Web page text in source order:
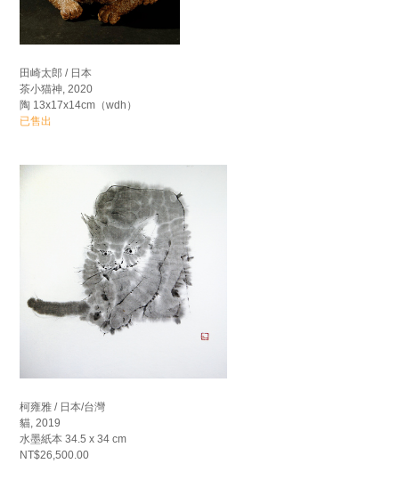
田崎太郎 / 日本
茶小猫神, 2020
陶 13x17x14cm（wdh）
已售出
柯雍雅 / 日本/台灣
貓, 2019
水墨紙本 34.5 x 34 cm
NT$26,500.00